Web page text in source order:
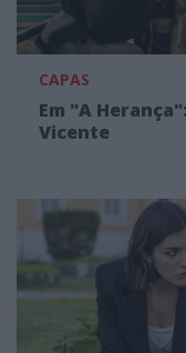
CAPAS
Em "A
Vicente